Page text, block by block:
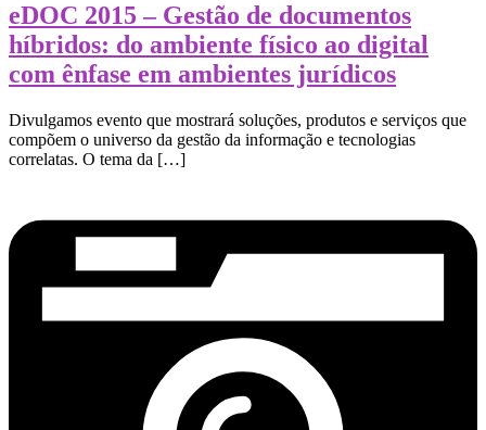
eDOC 2015 – Gestão de documentos
híbridos: do ambiente físico ao digital
com ênfase em ambientes jurídicos
Divulgamos evento que mostrará soluções, produtos e serviços que
compõem o universo da gestão da informação e tecnologias
correlatas. O tema da […]